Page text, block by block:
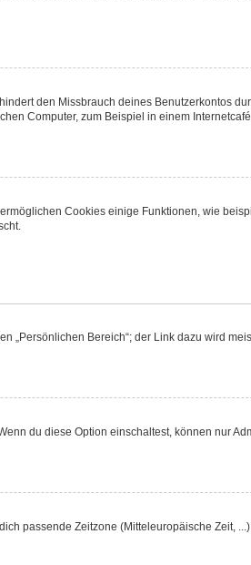
den Missbrauch deines Benutzerkontos
Computer, zum Beispiel in einem
Cookies einige Funktionen, wie
Bereich“; der Link dazu wird
du diese Option einschaltest, können nur
passende Zeitzone (Mitteleuropäische Zeit,